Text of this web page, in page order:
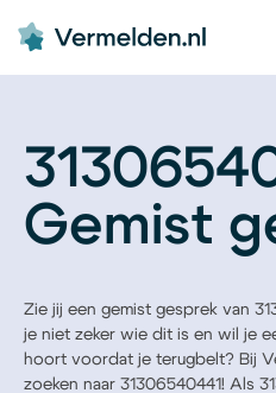
Gemist
Zie jij een gemist gesprek van
je niet zeker wie dit is en wil je
hoort voordat je terugbelt? Bij
zoeken naar 31306540441! Als